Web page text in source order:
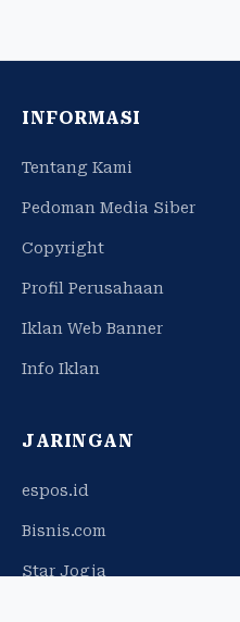
INFORMASI
Tentang Kami
Pedoman Media Siber
Copyright
Profil Perusahaan
Iklan Web Banner
Info Iklan
JARINGAN
espos.id
Bisnis.com
Star Jogja